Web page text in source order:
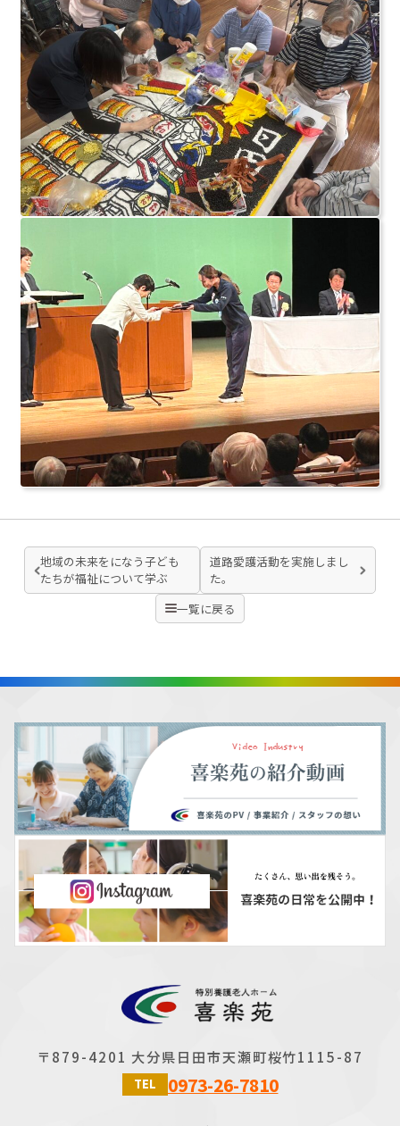
一覧に戻る
地域の未来をになう子ども
たちが福祉について学ぶ
道路愛護活動を実施しまし
た。
〒879-4201 大分県日田市天瀬町桜竹1115-87
TEL 0973-26-7810